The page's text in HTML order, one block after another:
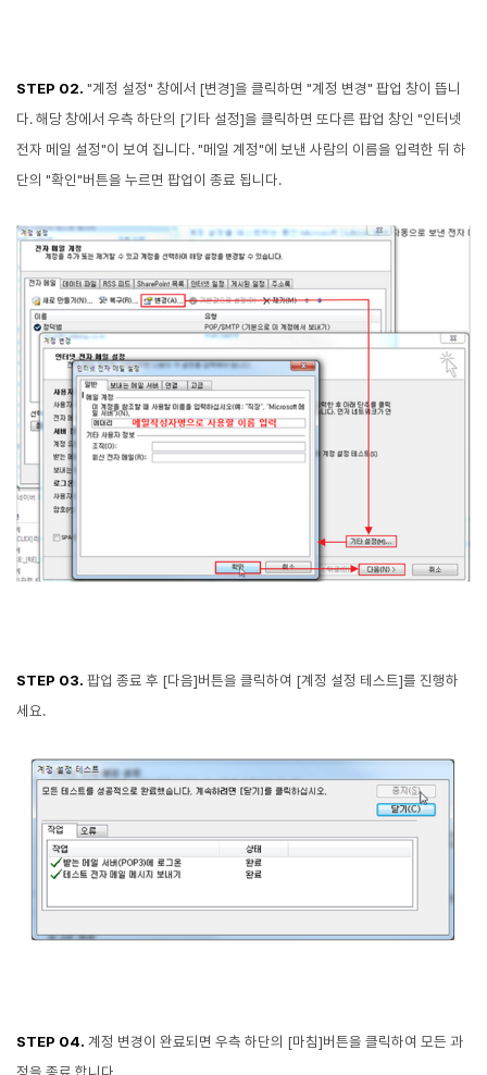
STEP 02. "계정 설정" 창에서 [변경]을 클릭하면 "계정 변경" 팝업 창이 뜹니
다. 해당 창에서 우측 하단의 [기타 설정]을 클릭하면 또다른 팝업 창인 "인터넷
전자 메일 설정"이 보여 집니다. "메일 계정"에 보낸 사람의 이름을 입력한 뒤 하
단의 "확인"버튼을 누르면 팝업이 종료 됩니다.
STEP 03. 팝업 종료 후 [다음]버튼을 클릭하여 [계정 설정 테스트]를 진행하
세요.
STEP 04. 계정 변경이 완료되면 우측 하단의 [마침]버튼을 클릭하여 모든 과